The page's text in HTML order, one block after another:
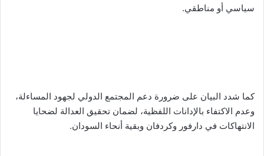
سياسي أو مناطقي.
كما شدد البيان على ضرورة دعم المجتمع الدولي لجهود المساءلة،
وعدم الاكتفاء بالإدانات اللفظية، لضمان تحقيق العدالة لضحايا
الانتهاكات في دارفور وكردفان وبقية أنحاء السودان.